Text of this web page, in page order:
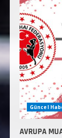
Güncel
AVRUPA